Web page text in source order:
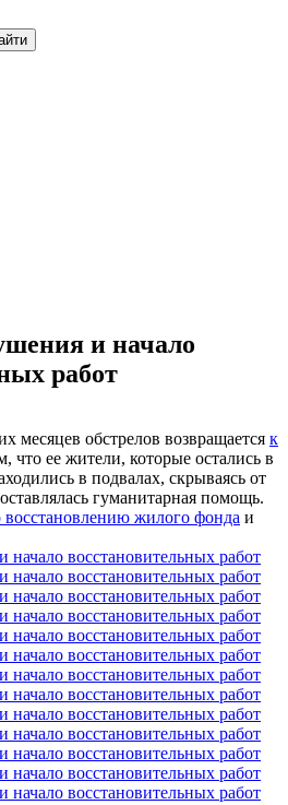
и начало
работ
месяцев обстрелов возвращается к
что ее жители, которые остались в
в подвалах, скрываясь от
гуманитарная помощь.
восстановлению жилого фонда и